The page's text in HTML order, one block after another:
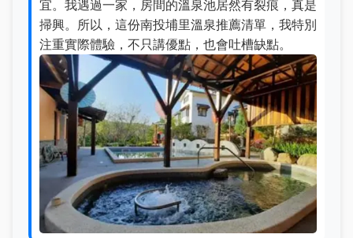
宜。我遇過一家，房間的溫泉池居然有裂痕，真是
掃興。所以，這份南投埔里溫泉推薦清單，我特別
注重實際體驗，不只講優點，也會吐槽缺點。